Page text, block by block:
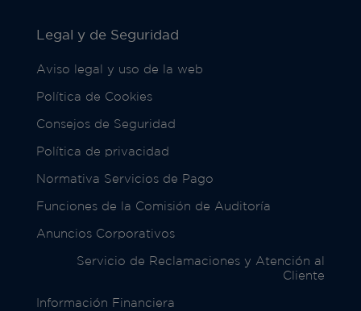
Legal y de Seguridad
Aviso legal y uso de la web
Política de Cookies
Consejos de Seguridad
Política de privacidad
Normativa Servicios de Pago
Funciones de la Comisión de Auditoría
Anuncios Corporativos
Servicio de Reclamaciones y Atención al
Cliente
Información Financiera